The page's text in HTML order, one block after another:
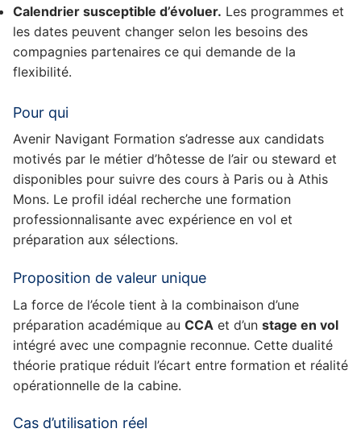
Calendrier susceptible d’évoluer. Les programmes et
les dates peuvent changer selon les besoins des
compagnies partenaires ce qui demande de la
flexibilité.
Pour qui
Avenir Navigant Formation s’adresse aux candidats
motivés par le métier d’hôtesse de l’air ou steward et
disponibles pour suivre des cours à Paris ou à Athis
Mons. Le profil idéal recherche une formation
professionnalisante avec expérience en vol et
préparation aux sélections.
Proposition de valeur unique
La force de l’école tient à la combinaison d’une
préparation académique au CCA et d’un stage en vol
intégré avec une compagnie reconnue. Cette dualité
théorie pratique réduit l’écart entre formation et réalité
opérationnelle de la cabine.
Cas d’utilisation réel